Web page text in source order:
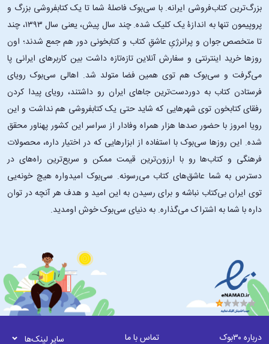
بزرگ‌ترین کتاب‌فروشی ایرانه. با سی‌بوک فاصلۀ شما تا یک کتابفروشی بزرگ و
پروپیمون تنها به اندازۀ یک کلیک شده. چند سال پیش، یعنی سال ۱۳۹۳، چند
تا متخصص جوان و پرانرژیِ عاشقِ کتاب و کتابخونی دور هم جمع شدند؛ اون‌
روزها خرید اینترنتی و سفارش آنلاین تازه‌تازه داشت بین کاربرهای ایرانی پا
می‌گرفت و سی‌بوک هم توی همین فضا متولد شد. اهالی سی‌بوک رویای
فرستادن کتاب به دوردست‌ترین جاهای ایران رو داشتند، رویای پیدا کردن
رفقای کتابخون توی شهرهایی که شاید حتی یک کتابفروشی هم نداشت و این
رویا امروز با حضور صدها هزار همراه وفادار از سراسر این کشور پهناور محقق
شده. این ‌روزها سی‌بوک با استفاده از ابزارهایی که در اختیار داره، محصولات
فرهنگی و کتاب‌ها رو با ارزون‌ترین قیمت ممکن و سریع‌ترین راه‌های در
دسترس به شما عاشق‌های کتاب می‌رسونه. سی‌بوک امیدواره هیچ خونه‌یی
توی ایران بی‌کتاب نباشه و برای رسیدن به این امید و هدف هر آنچه در توان
داره با شما به اشتراک می‌گذاره. به دنیای سی‌بوک خوش اومدید.
درباره ۳۰بوک تماس با ما سایر لینک‌ها